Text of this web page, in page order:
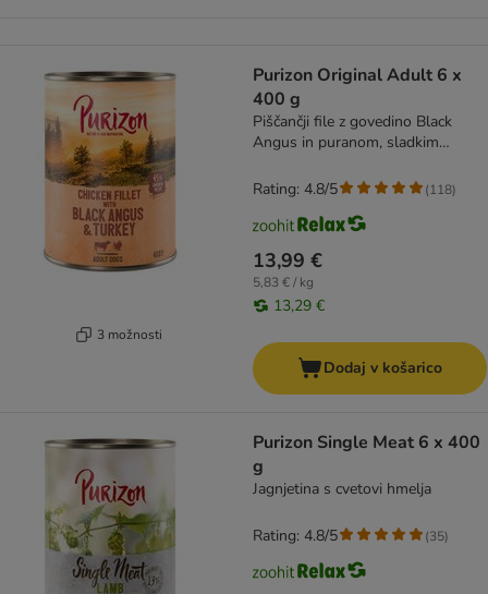
3 možnosti
Purizon Original Adult 6 x
400 g
Piščančji file z govedino Black
Angus in puranom, sladkim
13,99 €
5,83 € / kg
13,29 €
Rating: 4.8/5 (118)
Dodaj v košarico
Purizon Single Meat 6 x 400
g
Jagnjetina s cvetovi hmelja
Rating: 4.8/5 (35)